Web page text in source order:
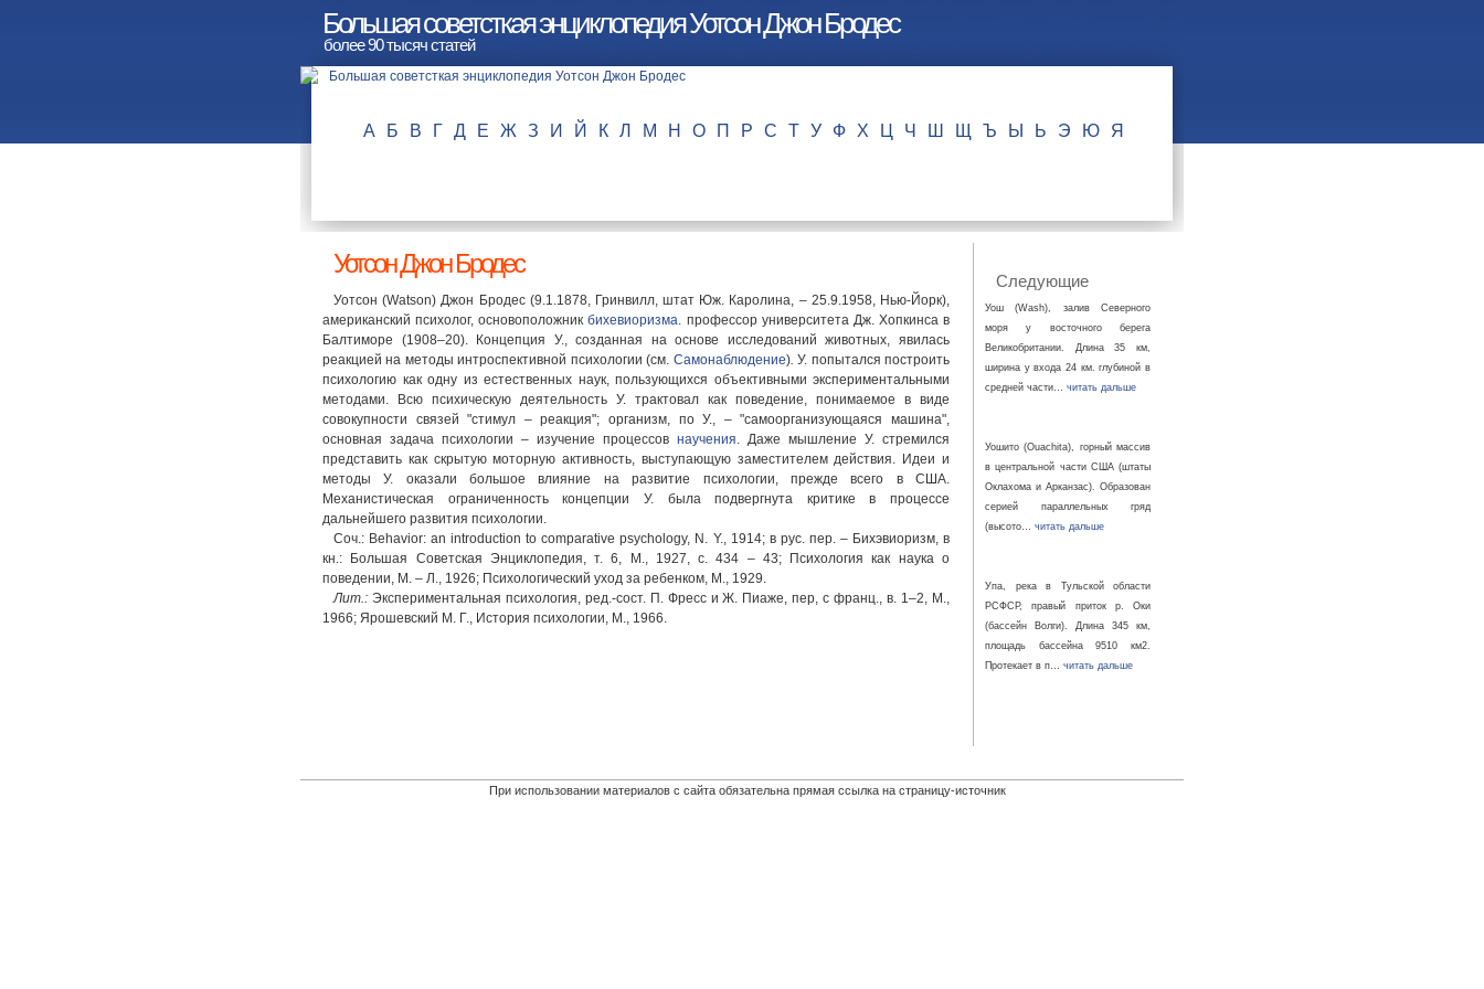
Большая советсткая энциклопедия Уотсон Джон Бродес
более 90 тысяч статей
А Б В Г Д Е Ж З И Й К Л М Н О П Р С Т У Ф Х Ц Ч Ш Щ Ъ Ы Ь Э Ю Я
Уотсон Джон Бродес
Уотсон (Watson) Джон Бродес (9.1.1878, Гринвилл, штат Юж. Каролина, – 25.9.1958, Нью-Йорк),
американский психолог, основоположникбихевиоризма. профессор университета Дж. Хопкинса в
Балтиморе (1908–20). Концепция У., созданная на основе исследований животных, явилась
реакцией на методы интроспективной психологии (см. Самонаблюдение).У. попытался построить
психологию как одну из естественных наук, пользующихся объективными экспериментальными
методами. Всю психическую деятельность У. трактовал как поведение, понимаемое в виде
совокупности связей "стимул – реакция"; организм, по У., – "самоорганизующаяся машина",
основная задача психологии – изучение процессов научения. Даже мышление У. стремился
представить как скрытую моторную активность, выступающую заместителем действия. Идеи и
методы У. оказали большое влияние на развитие психологии, прежде всего в США.
Механистическая ограниченность концепции У. была подвергнута критике в процессе
дальнейшего развития психологии.
Соч.: Behavior: an introduction to comparative psychology, N. Y., 1914; в рус. пер. – Бихэвиоризм, в
кн.: Большая Советская Энциклопедия, т. 6, М., 1927, с. 434 – 43; Психология как наука о
поведении, М. – Л., 1926; Психологический уход за ребенком, М., 1929.
Лит.: Экспериментальная психология, ред.-сост. П. Фресс и Ж. Пиаже, пер, с франц., в. 1–2, М.,
1966; Ярошевский М. Г., История психологии, М., 1966.
Следующие
Уош (Wash), залив Северного
моря у восточного берега
Великобритании. Длина 35 км,
ширина у входа 24 км. глубиной в
средней части… читать дальше
Уошито (Ouachita), горный массив
в центральной части США (штаты
Оклахома и Арканзас). Образован
серией параллельных гряд
(высото… читать дальше
Упа, река в Тульской области
РСФСР, правый приток р. Оки
(бассейн Волги). Длина 345 км,
площадь бассейна 9510 км2.
Протекает в п… читать дальше
При использовании материалов с сайта обязательна прямая ссылка на страницу-источник